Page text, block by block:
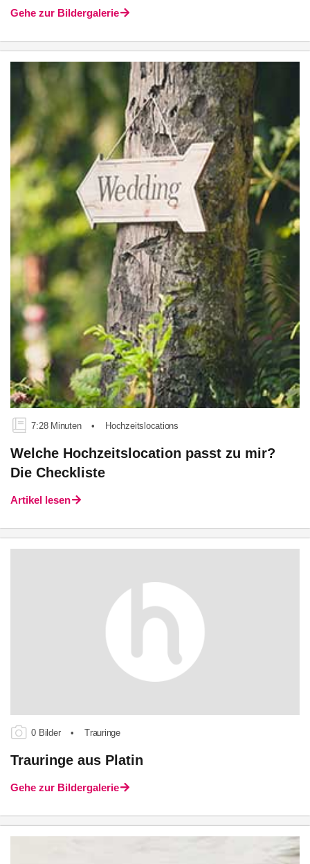
Gehe zur Bildergalerie
7:28 Minuten • Hochzeitslocations
Welche Hochzeitslocation passt zu mir?
Die Checkliste
Artikel lesen
0 Bilder • Trauringe
Trauringe aus Platin
Gehe zur Bildergalerie